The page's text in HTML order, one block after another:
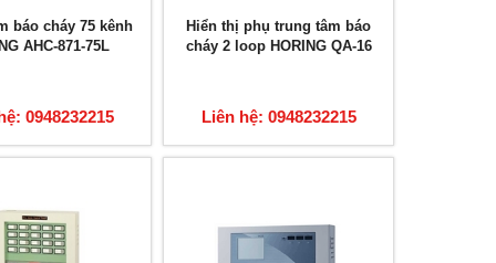
báo cháy 75 kênh
AHC-871-75L
0948232215
Hiển thị phụ trung tâm báo
cháy 2 loop HORING QA-16
Liên hệ: 0948232215